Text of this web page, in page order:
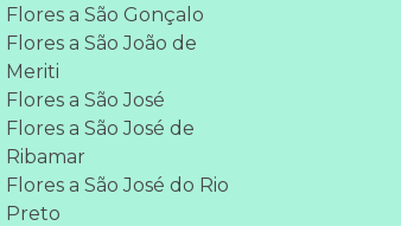
Flores a São Gonçalo
Flores a São João de
Meriti
Flores a São José
Flores a São José de
Ribamar
Flores a São José do Rio
Preto